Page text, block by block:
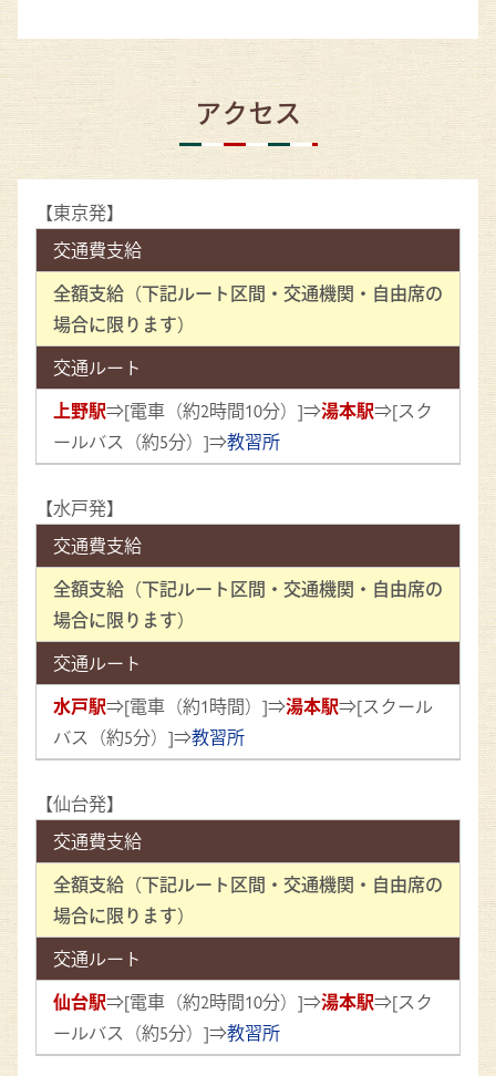
アクセス
【東京発】
交通費支給
全額支給（下記ルート区間・交通機関・自由席の
場合に限ります）
交通ルート
上野駅⇒[電車（約2時間10分）]⇒湯本駅⇒[スク
ールバス（約5分）]⇒教習所
【水戸発】
交通費支給
全額支給（下記ルート区間・交通機関・自由席の
場合に限ります）
交通ルート
水戸駅⇒[電車（約1時間）]⇒湯本駅⇒[スクール
バス（約5分）]⇒教習所
【仙台発】
交通費支給
全額支給（下記ルート区間・交通機関・自由席の
場合に限ります）
交通ルート
仙台駅⇒[電車（約2時間10分）]⇒湯本駅⇒[スク
ールバス（約5分）]⇒教習所